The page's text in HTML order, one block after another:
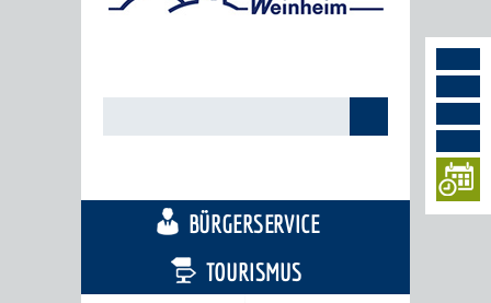
BÜRGERSERVICE
TOURISMUS